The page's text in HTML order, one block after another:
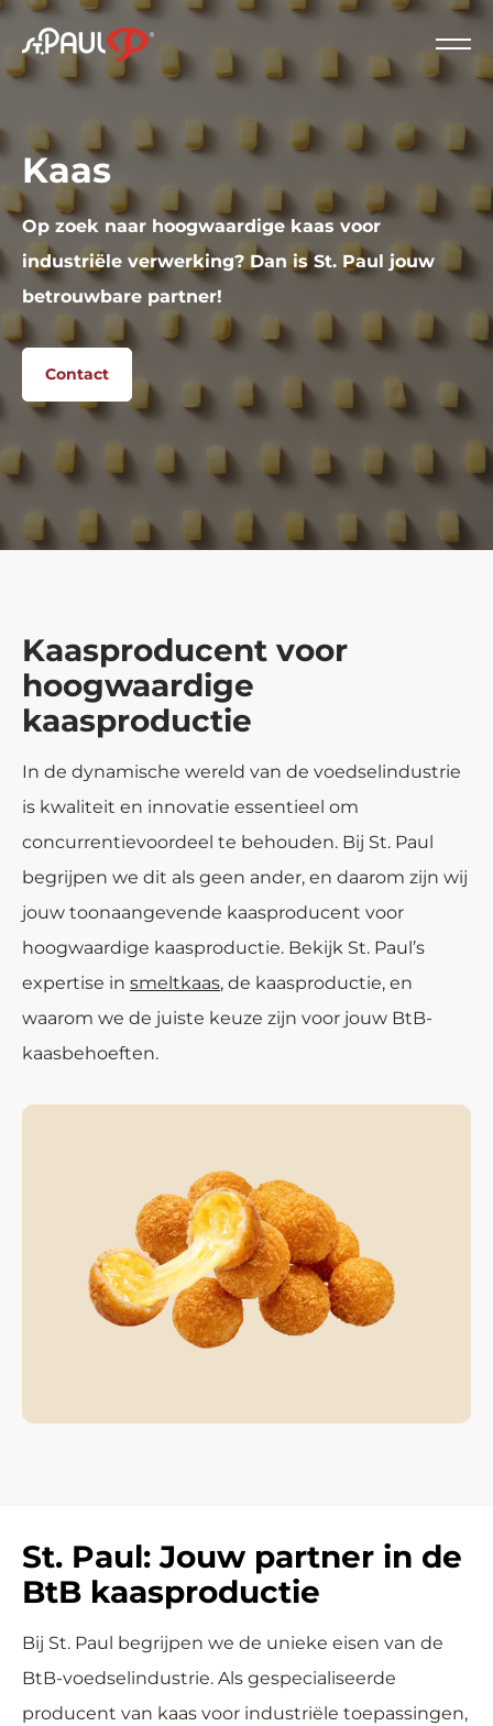
Logo St. Paul
Kaas
Op zoek naar hoogwaardige kaas voor
industriële verwerking? Dan is St. Paul jouw
betrouwbare partner!
Contact
Kaasproducent voor
hoogwaardige
kaasproductie
In de dynamische wereld van de voedselindustrie
is kwaliteit en innovatie essentieel om
concurrentievoordeel te behouden. Bij St. Paul
begrijpen we dit als geen ander, en daarom zijn wij
jouw toonaangevende kaasproducent voor
hoogwaardige kaasproductie. Bekijk St. Paul’s
expertise in smeltkaas, de kaasproductie, en
waarom we de juiste keuze zijn voor jouw BtB-
kaasbehoeften.
St. Paul: Jouw partner in de
BtB kaasproductie
Bij St. Paul begrijpen we de unieke eisen van de
BtB-voedselindustrie. Als gespecialiseerde
producent van kaas voor industriële toepassingen,